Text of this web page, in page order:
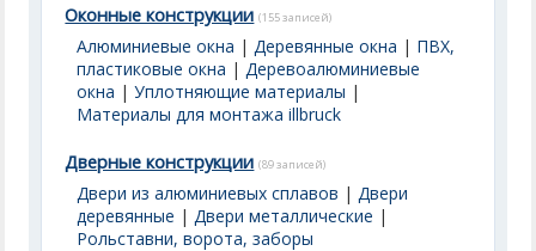
Оконные конструкции (155 записей)
Алюминиевые окна |Деревянные окна | ПВХ,
пластиковые окна |Деревоалюминиевые
окна |Уплотняющие материалы |
Материалы для монтажа illbruck
Дверные конструкции (89 записей)
Двери из алюминиевых сплавов |Двери
деревянные |Двери металлические |
Рольставни, ворота, заборы